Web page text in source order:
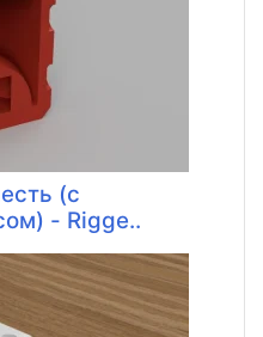
(с
- Rigge..